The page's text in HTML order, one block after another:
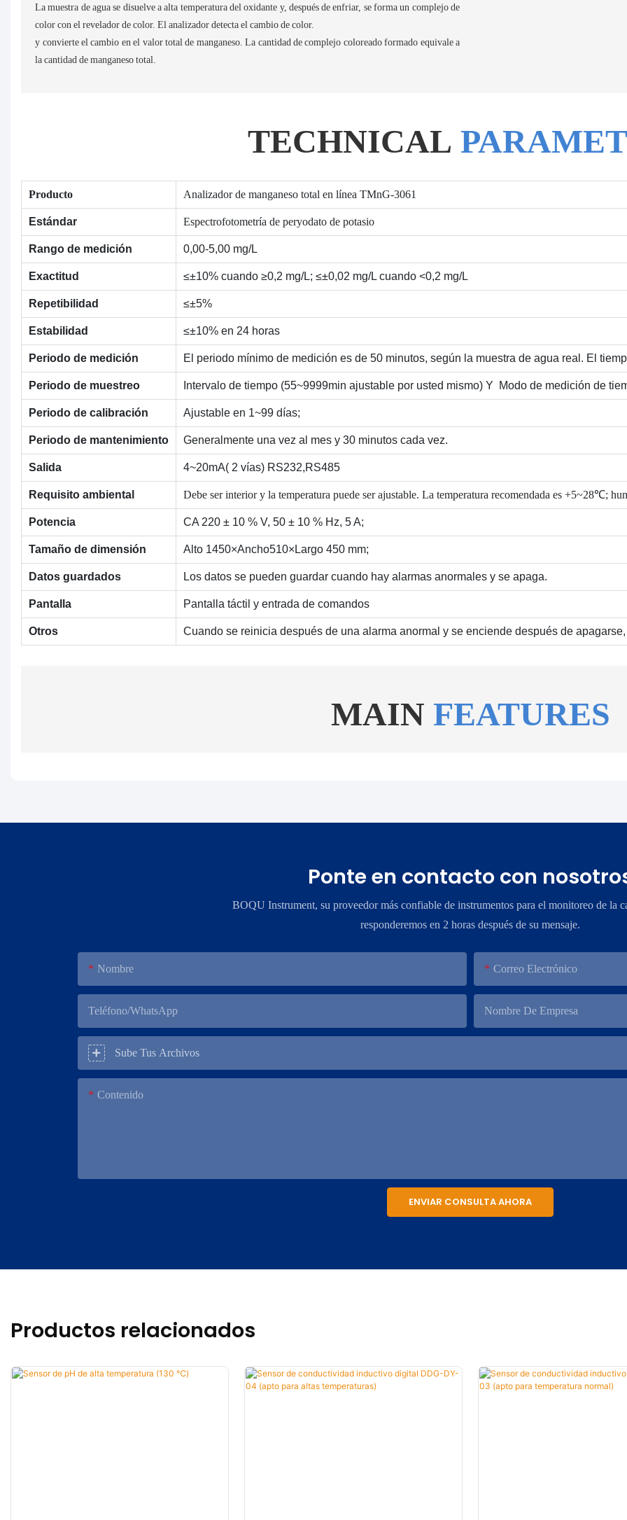
La muestra de agua se disuelve a alta temperatura del oxidante y, después de enfriar, se forma un complejo de
color con el revelador de color. El analizador detecta el cambio de color.
y convierte el cambio en el valor total de manganeso. La cantidad de complejo coloreado formado equivale a
la cantidad de manganeso total.
TECHNICAL
Producto Analizador de manganeso total en línea TMnG-3061
Estándar Espectrofotometría de peryodato de potasio
Rango de medición 0,00-5,00 mg/L
Exactitud ≤±10% cuando ≥0,2 mg/L; ≤±0,02 mg/L cuando <0,2 mg/L
Repetibilidad ≤±5%
Estabilidad ≤±10% en 24 horas
Periodo de medición El periodo mínimo de medición es de 50 minutos, según la muestra de agua real. El
Periodo de muestreo Intervalo de tiempo (55~9999min ajustable por usted mismo) Y Modo de medición de
Periodo de calibración Ajustable en 1~99 días;
Periodo de mantenimiento Generalmente una vez al mes y 30 minutos cada vez.
Salida 4~20mA( 2 vías) RS232,RS485
Requisito ambiental Debe ser interior y la temperatura puede ser ajustable. La temperatura recomendada es +5~28℃;
Potencia CA 220 ± 10 % V, 50 ± 10 % Hz, 5 A;
Tamaño de dimensión Alto 1450×Ancho510×Largo 450 mm;
Datos guardados Los datos se pueden guardar cuando hay alarmas anormales y se apaga.
Pantalla Pantalla táctil y entrada de comandos
Otros Cuando se reinicia después de una alarma anormal y se enciende después de
MAIN FEATURES
Ponte en contacto con
BOQU Instrument, su proveedor más confiable de instrumentos para el monitoreo de la
responderemos en 2 horas después de su mensaje.
Nombre Correo Electrónico
Teléfono/WhatsApp Nombre De Empresa
Sube Tus Archivos
Contenido
ENVIAR CONSULTA AHORA
Productos relacionados